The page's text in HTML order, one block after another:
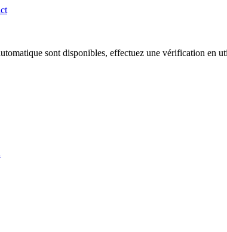
sont disponibles, effectuez une vérification en